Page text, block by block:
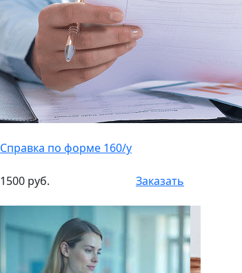
Заказать
Справка по форме 160/у
1500 руб.